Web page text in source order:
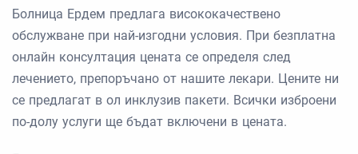
Болница Ердем предлага висококачествено
обслужване при най-изгодни условия. При безплатна
онлайн консултация цената се определя след
лечението, препоръчано от нашите лекари. Цените ни
се предлагат в ол инклузив пакети. Всички изброени
по-долу услуги ще бъдат включени в цената.